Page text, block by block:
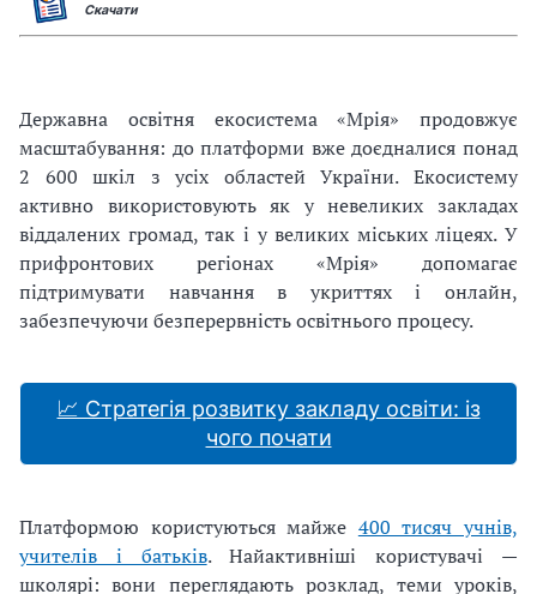
Скачати
Державна освітня екосистема «Мрія» продовжує
масштабування: до платформи вже доєдналися понад
2 600 шкіл з усіх областей України. Екосистему
активно використовують як у невеликих закладах
віддалених громад, так і у великих міських ліцеях. У
прифронтових регіонах «Мрія» допомагає
підтримувати навчання в укриттях і онлайн,
забезпечуючи безперервність освітнього процесу.
📈 Стратегія розвитку закладу освіти: із
чого почати
Платформою користуються майже 400 тисяч учнів,
учителів і батьків. Найактивніші користувачі —
школярі: вони переглядають розклад, теми уроків,